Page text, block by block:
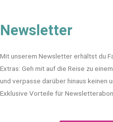
Newsletter
Mit unserem Newsletter erhältst du
Extras: Geh mit auf die Reise zu
und verpasse darüber hinaus keinen
Exklusive Vorteile für